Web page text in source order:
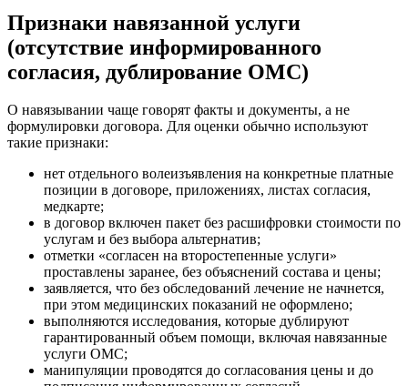
Признаки навязанной услуги
(отсутствие информированного
согласия, дублирование ОМС)
О навязывании чаще говорят факты и документы, а не
формулировки договора. Для оценки обычно используют
такие признаки:
нет отдельного волеизъявления на конкретные платные
позиции в договоре, приложениях, листах согласия,
медкарте;
в договор включен пакет без расшифровки стоимости по
услугам и без выбора альтернатив;
отметки «согласен на второстепенные услуги»
проставлены заранее, без объяснений состава и цены;
заявляется, что без обследований лечение не начнется,
при этом медицинских показаний не оформлено;
выполняются исследования, которые дублируют
гарантированный объем помощи, включая навязанные
услуги ОМС;
манипуляции проводятся до согласования цены и до